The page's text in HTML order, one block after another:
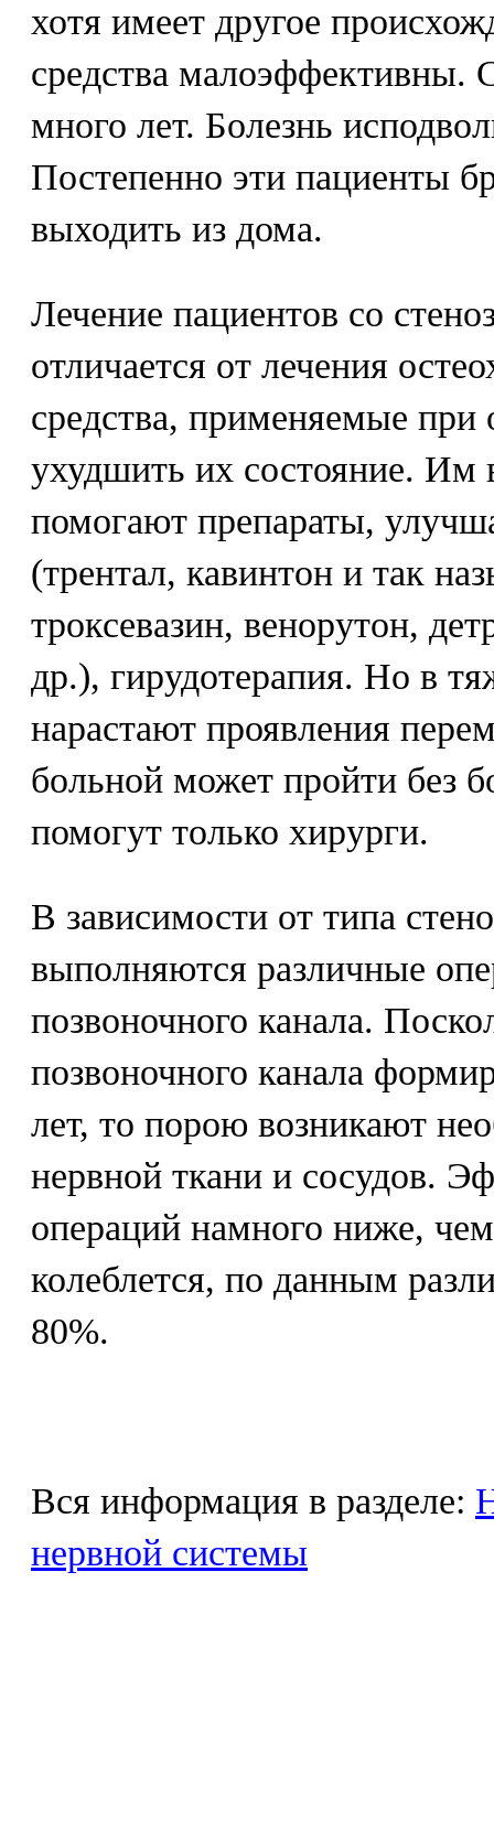
хотя имеет другое
средства малоэффективны.
много лет. Болезнь
Постепенно эти пациенты
выходить из дома.
Лечение пациентов со
отличается от лечения
средства, применяемые при
ухудшить их состояние. Им
помогают препараты,
(трентал, кавинтон и так
троксевазин, венорутон,
др.), гирудотерапия. Но в
нарастают проявления
больной может пройти без
помогут только хирурги.
В зависимости от типа
выполняются различные
позвоночного канала.
позвоночного канала
лет, то порою возникают
нервной ткани и сосудов.
операций намного ниже,
колеблется, по данным
80%.
Вся информация в разделе:
нервной системы